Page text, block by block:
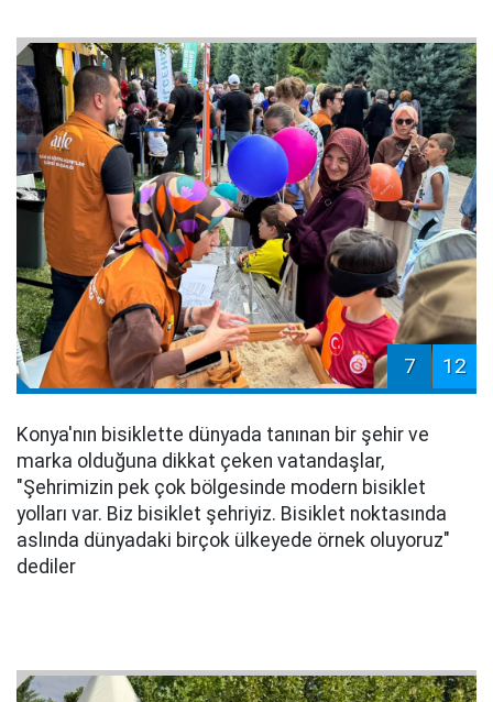
7 12
Konya'nın bisiklette dünyada tanınan bir şehir ve
marka olduğuna dikkat çeken vatandaşlar,
"Şehrimizin pek çok bölgesinde modern bisiklet
yolları var. Biz bisiklet şehriyiz. Bisiklet noktasında
aslında dünyadaki birçok ülkeyede örnek oluyoruz"
dediler